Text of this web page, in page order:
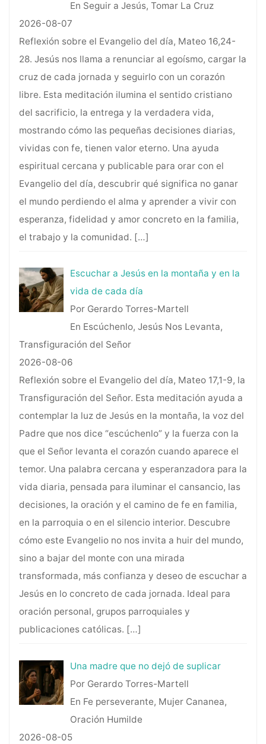
En Seguir a Jesús, Tomar La Cruz
2026-08-07
Reflexión sobre el Evangelio del día, Mateo 16,24-
28. Jesús nos llama a renunciar al egoísmo, cargar la
cruz de cada jornada y seguirlo con un corazón
libre. Esta meditación ilumina el sentido cristiano
del sacrificio, la entrega y la verdadera vida,
mostrando cómo las pequeñas decisiones diarias,
vividas con fe, tienen valor eterno. Una ayuda
espiritual cercana y publicable para orar con el
Evangelio del día, descubrir qué significa no ganar
el mundo perdiendo el alma y aprender a vivir con
esperanza, fidelidad y amor concreto en la familia,
el trabajo y la comunidad. […]
Escuchar a Jesús en la montaña y en la
vida de cada día
Por Gerardo Torres-Martell
En Escúchenlo, Jesús Nos Levanta,
Transfiguración del Señor
2026-08-06
Reflexión sobre el Evangelio del día, Mateo 17,1-9, la
Transfiguración del Señor. Esta meditación ayuda a
contemplar la luz de Jesús en la montaña, la voz del
Padre que nos dice “escúchenlo” y la fuerza con la
que el Señor levanta el corazón cuando aparece el
temor. Una palabra cercana y esperanzadora para la
vida diaria, pensada para iluminar el cansancio, las
decisiones, la oración y el camino de fe en familia,
en la parroquia o en el silencio interior. Descubre
cómo este Evangelio no nos invita a huir del mundo,
sino a bajar del monte con una mirada
transformada, más confianza y deseo de escuchar a
Jesús en lo concreto de cada jornada. Ideal para
oración personal, grupos parroquiales y
publicaciones católicas. […]
Una madre que no dejó de suplicar
Por Gerardo Torres-Martell
En Fe perseverante, Mujer Cananea,
Oración Humilde
2026-08-05